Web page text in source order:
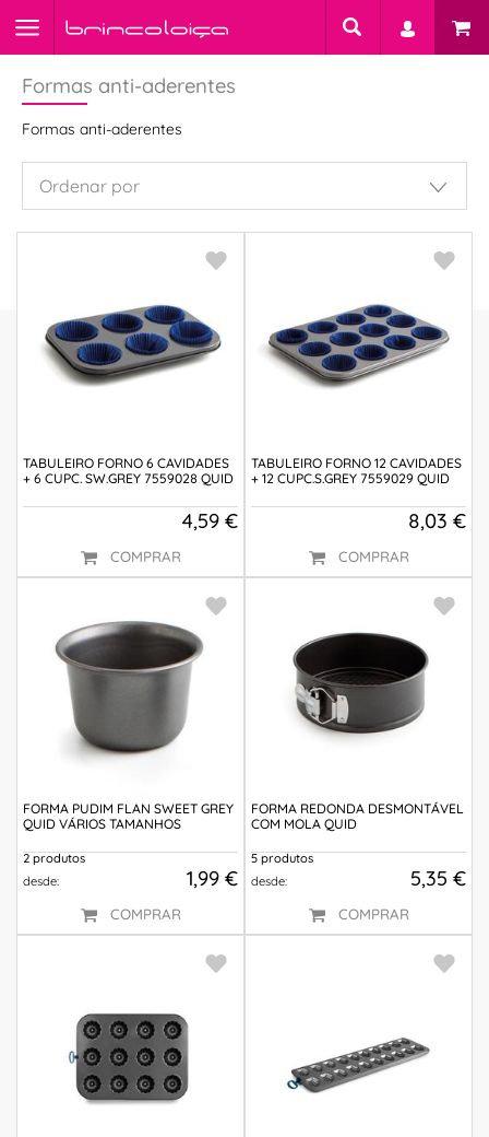
Formas anti-aderentes
Formas anti-aderentes
TABULEIRO FORNO 6 CAVIDADES
+ 6 CUPC. SW.GREY 7559028 QUID
4,59 €
COMPRAR
TABULEIRO FORNO 12 CAVIDADES
+ 12 CUPC.S.GREY 7559029 QUID
8,03 €
COMPRAR
FORMA PUDIM FLAN SWEET GREY
QUID VÁRIOS TAMANHOS
2 produtos
desde:
1,99 €
COMPRAR
FORMA REDONDA DESMONTÁVEL
COM MOLA QUID
5 produtos
desde:
5,35 €
COMPRAR